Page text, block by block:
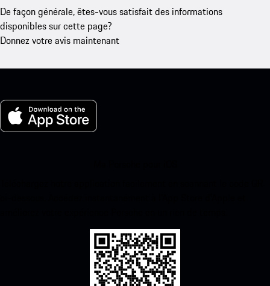
De façon générale, êtes-vous satisfait des informations
disponibles sur cette page?
Donnez votre avis maintenant